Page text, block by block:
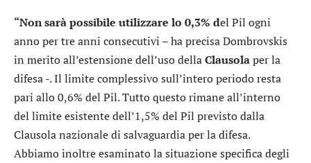
“Non sarà possibile utilizzare lo 0,3% del Pil ogni
anno per tre anni consecutivi – ha precisa Dombrovskis
in merito all’estensione dell’uso dellaClausolaper la
difesa -. Il limite complessivo sull’intero periodo resta
pari allo 0,6% del Pil. Tutto questo rimane all’interno
del limite esistente dell’1,5% del Pil previsto dalla
Clausola nazionale di salvaguardia per la difesa.
Abbiamo inoltre esaminato la situazione specifica degli